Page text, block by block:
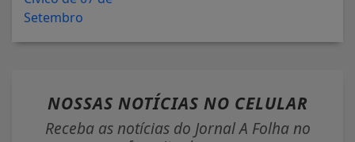
NOSSAS NOTÍCIAS NO CELULAR
Receba as notícias do Jornal A Folha no